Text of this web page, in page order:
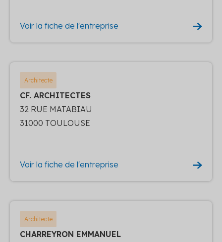
Voir la fiche de l'entreprise
Architecte
CF. ARCHITECTES
32 RUE MATABIAU
31000 TOULOUSE
Voir la fiche de l'entreprise
Architecte
CHARREYRON EMMANUEL